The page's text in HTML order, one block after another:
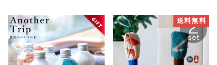
送料無料